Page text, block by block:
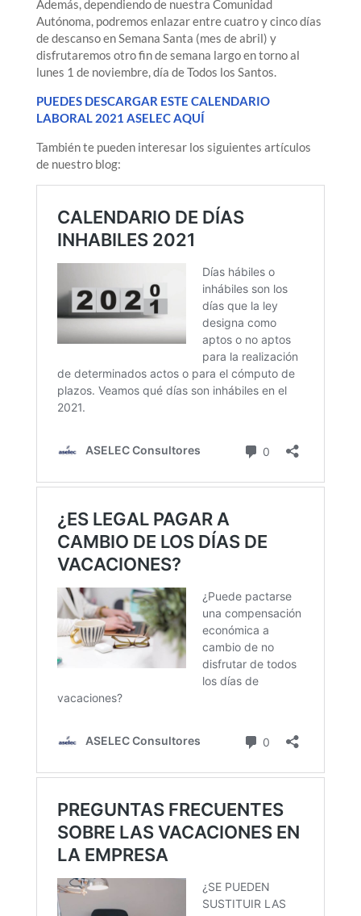
Además, dependiendo de nuestra Comunidad
Autónoma, podremos enlazar entre cuatro y cinco días
de descanso en Semana Santa (mes de abril) y
disfrutaremos otro fin de semana largo en torno al
lunes 1 de noviembre, día de Todos los Santos.
PUEDES DESCARGAR ESTE CALENDARIO
LABORAL 2021 ASELEC AQUÍ
También te pueden interesar los siguientes artículos
de nuestro blog: